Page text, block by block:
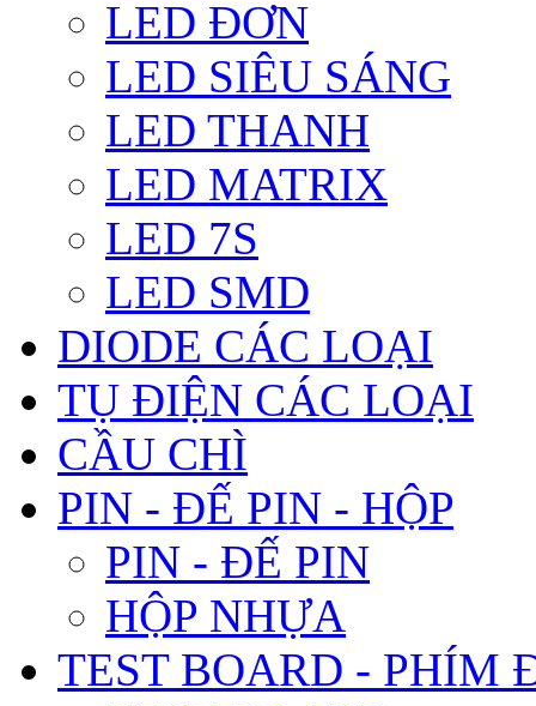
LED ĐƠN
LED SIÊU SÁNG
LED THANH
LED MATRIX
LED 7S
LED SMD
DIODE CÁC LOẠI
TỤ ĐIỆN CÁC LOẠI
CẦU CHÌ
PIN - ĐẾ PIN - HỘP
PIN - ĐẾ PIN
HỘP NHỰA
TEST BOARD - PHÍM